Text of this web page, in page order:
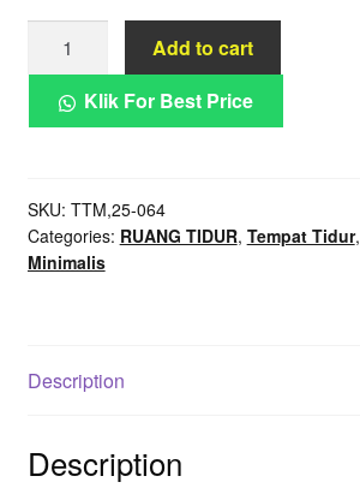
Tidur
Modern
Cane
Jati
quantity
Add to cart
Klik For Best Price
SKU: TTM,25-064
Categories: RUANG TIDUR, Tempat Tidur,
Minimalis
Description
Description